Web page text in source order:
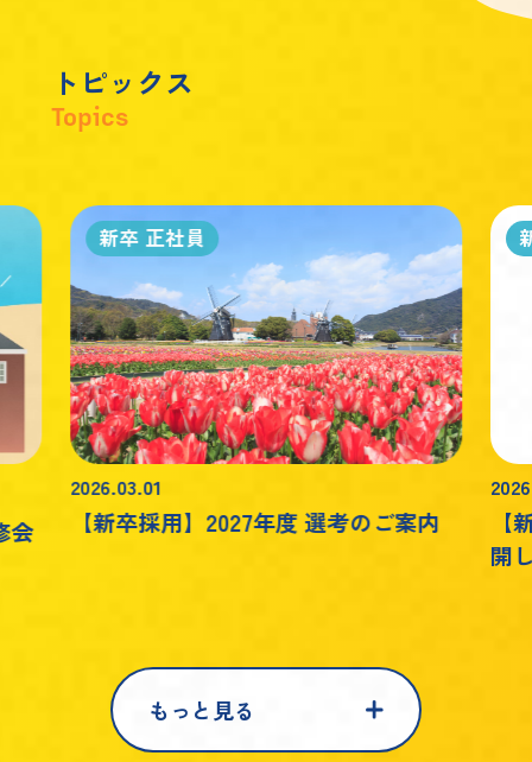
ト ピッ クス
Topics
会
新卒 正社員
2026.03.01
【新卒採用】2027年度 選考のご案内
開
もっと見る